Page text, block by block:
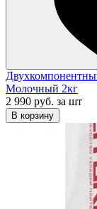
Молочный 2кг
2 990 руб. за шт
В корзину